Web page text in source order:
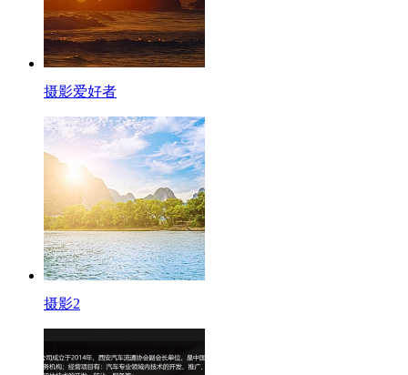
摄影爱好者
摄影2